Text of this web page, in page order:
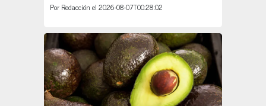
Por Redacción el 2026-08-07T00:28:02